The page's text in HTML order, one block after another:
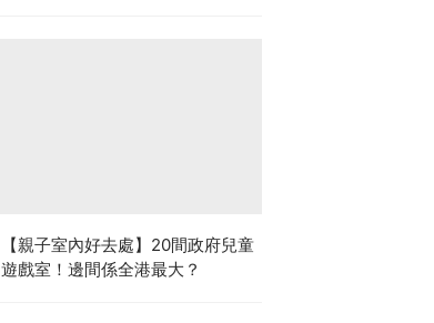
【親子室內好去處】20間政府兒童
遊戲室！邊間係全港最大？